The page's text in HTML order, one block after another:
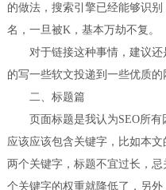
的做法，搜索引擎已经能够识
名，一旦被K，基本万劫不复。
对于链接这种事情，建议还
的写一些软文投递到一些优质的
二、标题篇
页面标题是我认为SEO所有
应该应该包含关键字，比如本文
两个关键字，标题不宜过长，
个关键字的权重就降低了，另